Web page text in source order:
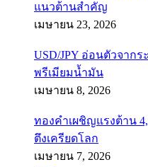
แนวต้านสำคัญ
เมษายน 23, 2026
USD/JPY อ่อนตัวจาก
พรีเมียมน้ำมัน
เมษายน 8, 2026
ทองคำเผชิญแรงต้าน
ตึงเครียดโลก
เมษายน 7, 2026